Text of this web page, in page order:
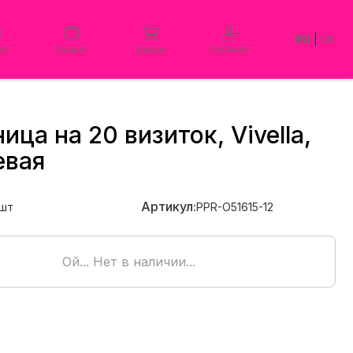
Баланс Заказы Кабинет
RU UK
на 20 визиток, Vivella,
Артикул:PPR-O51615-12
Ой... Нет в наличии...